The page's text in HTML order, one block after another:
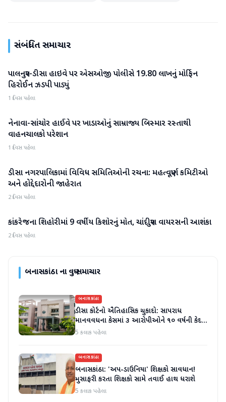
સંબંધિત સમાચાર
બનાસકાંઠા
પાલનપુર-ડીસા હાઇવે પર એસઓજી પોલીસે 19.80 લાખનું મોર્ફિન
હિરોઈન ઝડપી પાડ્યું
1 દિવસ પહેલા
બનાસકાંઠા
નેનાવા-સાંચોર હાઈવે પર ખાડાઓનું સામ્રાજ્ય બિસ્માર રસ્તાથી
વાહનચાલકો પરેશાન
1 દિવસ પહેલા
બનાસકાંઠા
ડીસા નગરપાલિકામાં વિવિધ સમિતિઓની રચના: મહત્વપૂર્ણ કમિટીઓ
અને હોદ્દેદારોની જાહેરાત
2 દિવસ પહેલા
બનાસકાંઠા કાંકરેજના શિહોરીમાં 9 વર્ષીય કિશોરનું મોત, ચાંદીપુરા વાયરસની આશંકા
2 દિવસ પહેલા
બનાસકાંઠાના વધુ સમાચાર
બનાસકાંઠા
ડીસા કોર્ટનો ઐતિહાસિક ચુકાદો: સાપરાધ
માનવવધના કેસમાં ૩ આરોપીઓને ૧૦ વર્ષની કેદ
અને ૬ લાખનો દંડ
5 કલાક પહેલા
બનાસકાંઠા
બનાસકાંઠા: 'અપ-ડાઉનિયા' શિક્ષકો સાવધાન!
મુસાફરી કરતા શિક્ષકો સામે તવાઈ હાથ ધરાશે
5 કલાક પહેલા